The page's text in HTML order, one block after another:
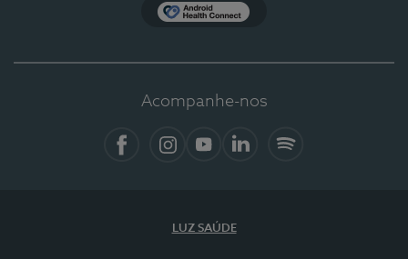
Acompanhe-nos
LUZ SAÚDE